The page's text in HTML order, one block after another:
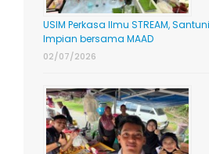
USIM Perkasa Ilmu STREAM,
Impian bersama MAAD
02/07/2026